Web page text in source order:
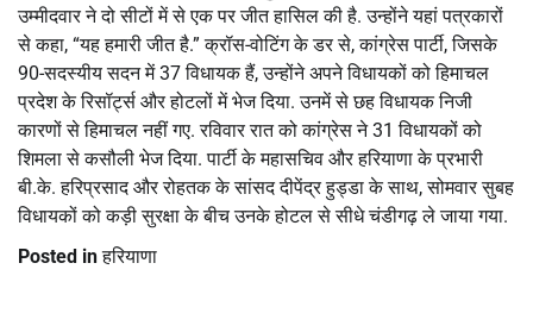
उम्मीदवार ने दो सीटों में से एक पर जीत हासिल की है. उन्होंने यहां पत्रकारों
से कहा, “यह हमारी जीत है.” क्रॉस-वोटिंग के डर से, कांग्रेस पार्टी, जिसके
90-सदस्यीय सदन में 37 विधायक हैं, उन्होंने अपने विधायकों को हिमाचल
प्रदेश के रिसॉर्ट्स और होटलों में भेज दिया. उनमें से छह विधायक निजी
कारणों से हिमाचल नहीं गए. रविवार रात को कांग्रेस ने 31 विधायकों को
शिमला से कसौली भेज दिया. पार्टी के महासचिव और हरियाणा के प्रभारी
बी.के. हरिप्रसाद और रोहतक के सांसद दीपेंद्र हुड्डा के साथ, सोमवार सुबह
विधायकों को कड़ी सुरक्षा के बीच उनके होटल से सीधे चंडीगढ़ ले जाया गया.
Posted inहरियाणा